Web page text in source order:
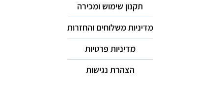
תקנון שימוש ומכירה
מדיניות משלוחים והחזרות
מדיניות פרטיות
הצהרת נגישות